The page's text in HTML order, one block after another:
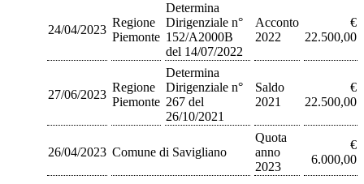
24/04/2023
Regione
Piemonte
Determina
Dirigenziale n°
152/A2000B
del 14/07/2022
Acconto
2022
€
22.500,00
27/06/2023
Regione
Piemonte
Determina
Dirigenziale n°
267 del
26/10/2021
Saldo
2021
€
22.500,00
26/04/2023 Comune di Savigliano
Quota
anno
2023
€
6.000,00